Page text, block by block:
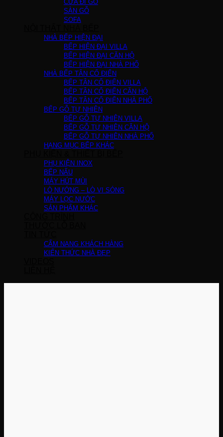
CỬA ĐI GỖ
SÀN GỖ
SOFA
NHÀ BẾP HIỆN ĐẠI
BẾP HIỆN ĐẠI VILLA
BẾP HIỆN ĐẠI CĂN HỘ
BẾP HIỆN ĐẠI NHÀ PHỐ
NHÀ BẾP TÂN CỔ ĐIỂN
BẾP TÂN CỔ ĐIỂN VILLA
BẾP TÂN CỔ ĐIỂN CĂN HỘ
BẾP TÂN CỔ ĐIỂN NHÀ PHỐ
BẾP GỖ TỰ NHIÊN
BẾP GỖ TỰ NHIÊN VILLA
BẾP GỖ TỰ NHIÊN CĂN HỘ
BẾP GỖ TỰ NHIÊN NHÀ PHỐ
HẠNG MỤC BẾP KHÁC
PHỤ KIỆN INOX
BẾP NẤU
MÁY HÚT MÙI
LÒ NƯỚNG – LÒ VI SÓNG
MÁY LỌC NƯỚC
SẢN PHẨM KHÁC
CẨM NANG KHÁCH HÀNG
KIẾN THỨC NHÀ ĐẸP